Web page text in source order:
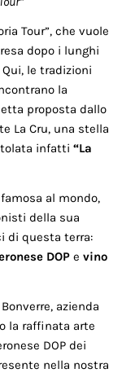
Tour”, che vuole
dopo i lunghi
le tradizioni
la
proposta dallo
La Cru, una stella
infatti“La
al mondo,
della sua
di questa terra:
DOP evino
azienda
la raffinata arte
DOP dei
nella nostra